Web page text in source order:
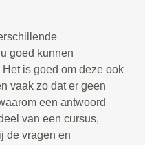
goed kunnen
is goed om deze ook
vaak zo dat er geen
een antwoord
van een cursus,
de vragen en